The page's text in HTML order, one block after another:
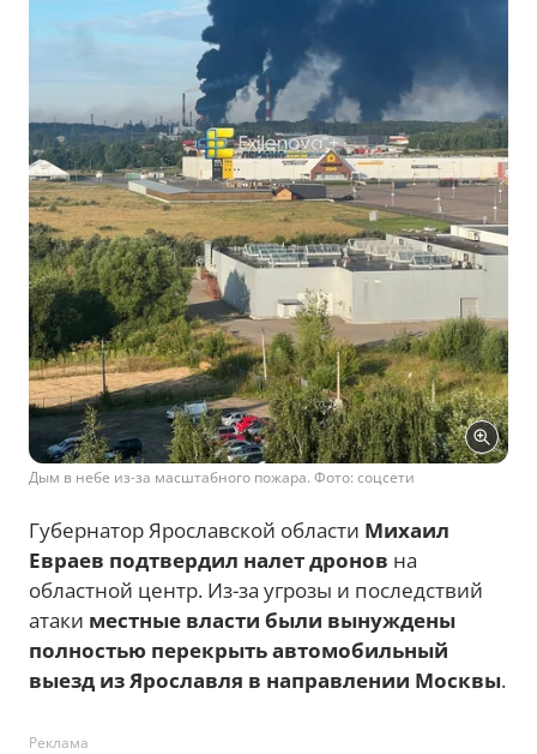
Дым в небе из-за масштабного пожара. Фото: соцсети
Губернатор Ярославской области Михаил
Евраев подтвердил налет дронов на
областной центр. Из-за угрозы и последствий
атаки местные власти были вынуждены
полностью перекрыть автомобильный
выезд из Ярославля в направлении Москвы.
Реклама